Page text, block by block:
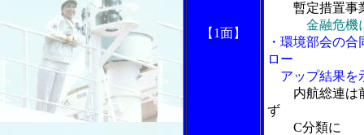
【1面】
暫定措置事
金融危機
・環境部会の
ロー
アップ結果を
内航総連は
ず
C分類に